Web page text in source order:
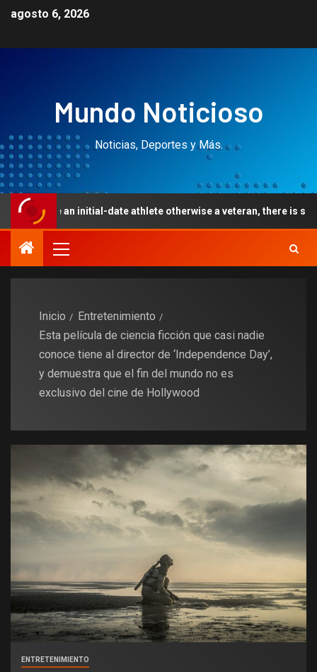
agosto 6, 2026
Mundo Noticioso
Noticias, Deportes y Más.
an initial-date athlete otherwise a veteran, there is something here
Inicio
Entretenimiento
Esta película de ciencia ficción que casi nadie
conoce tiene al director de ‘Independence Day’,
y demuestra que el fin del mundo no es
exclusivo del cine de Hollywood
ENTRETENIMIENTO